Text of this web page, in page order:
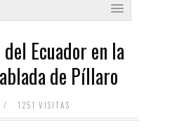
Ecuador en la
de Píllaro
/ 1251 VISITAS